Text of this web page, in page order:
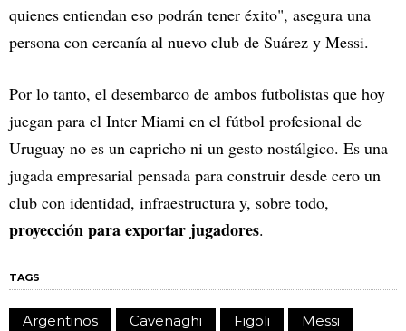
quienes entiendan eso podrán tener éxito", asegura una
persona con cercanía al nuevo club de Suárez y Messi.
Por lo tanto, el desembarco de ambos futbolistas que hoy
juegan para el Inter Miami en el fútbol profesional de
Uruguay no es un capricho ni un gesto nostálgico. Es una
jugada empresarial pensada para construir desde cero un
club con identidad, infraestructura y, sobre todo,
proyección para exportar jugadores.
TAGS
Argentinos Cavenaghi Figoli
Messi